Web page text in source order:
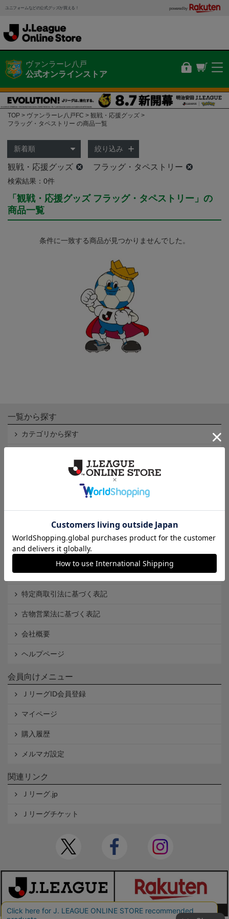
ユニフォームなどの公式グッズが買える！ powered by
ヴァンラーレ八戸
公式オンラインストア
TOP ヴァンラーレ八戸FC
観戦・応援グッズ
フラッグ・タペストリー の商品一覧
絞り込み
観戦・応援グッズ フラッグ・タペストリー
検索結果：0件
「観戦・応援グッズ フラッグ・タペストリー」の
商品一覧
条件に一致する商品が見つかりませんでした。
一覧から探す
カテゴリから探す
Ｊ2
利用規約
個人情報保護方針
Cookieポリシー
特定商取引法に基づく表記
古物営業法に基づく表記
会社概要
ヘルプページ
会員向けメニュー
ＪリーグID会員登録
マイページ
購入履歴
メルマガ設定
関連リンク
Ｊリーグ.jp
Ｊリーグチケット